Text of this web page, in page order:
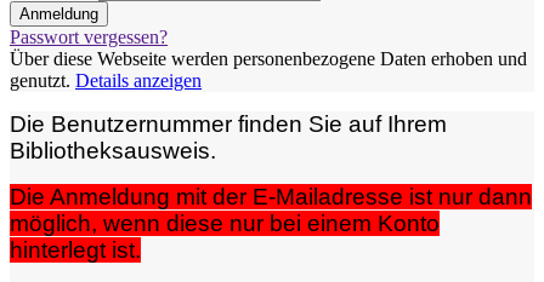
Passwort vergessen?
Über diese Webseite werden personenbezogene Daten erhoben und
genutzt. Details anzeigen
Die Benutzernummer finden Sie auf Ihrem
Bibliotheksausweis.
Die Anmeldung mit der E-Mailadresse ist nur dann
möglich, wenn diese nur bei einem Konto
hinterlegt ist.